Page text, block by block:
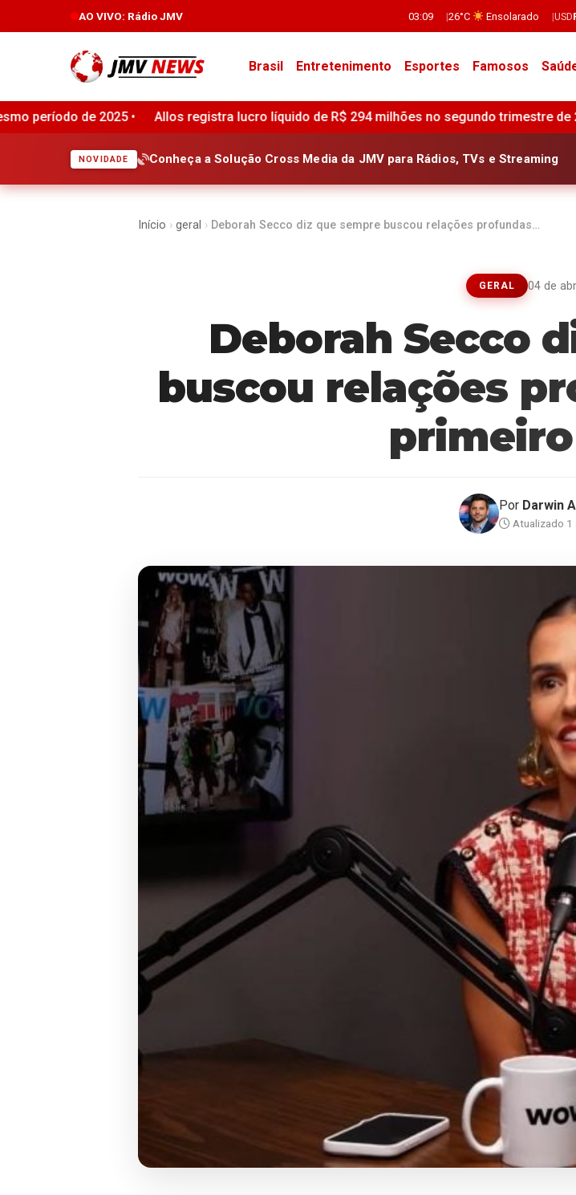
AO VIVO: Rádio JMV 03:09 26°C Ensolarado USD
Brasil Entretenimento Esportes Famosos
lucro líquido de R$ 294 milhões no segundo trimestre de 2026, alta de 57,7% em relação
NOVIDADE Conheça a Solução Cross Media da JMV para Rádios, TVs e Streaming
Início › geral › Deborah Secco diz que sempre buscou relações profundas…
GERAL 04 de
Deborah Secco
buscou relações
Por Darwin
Atualizado 1